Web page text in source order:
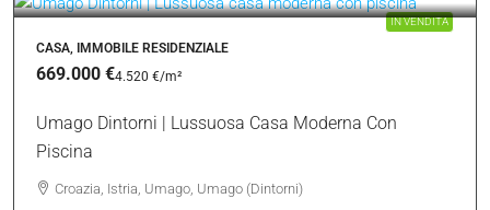
IN VENDITA
CASA, IMMOBILE RESIDENZIALE
669.000 €4.520 €/m²
Umago Dintorni | Lussuosa Casa Moderna Con
Piscina
Croazia, Istria, Umago, Umago (Dintorni)